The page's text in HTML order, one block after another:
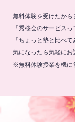
無料体験を受けたか
「秀桜会のサービス
「ちょっと塾と比べて
気になったら気軽にお
※無料体験授業を機に